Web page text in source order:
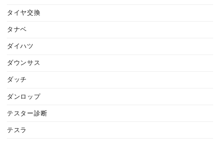
タイヤ交換
タナベ
ダイハツ
ダウンサス
ダッチ
ダンロップ
テスター診断
テスラ